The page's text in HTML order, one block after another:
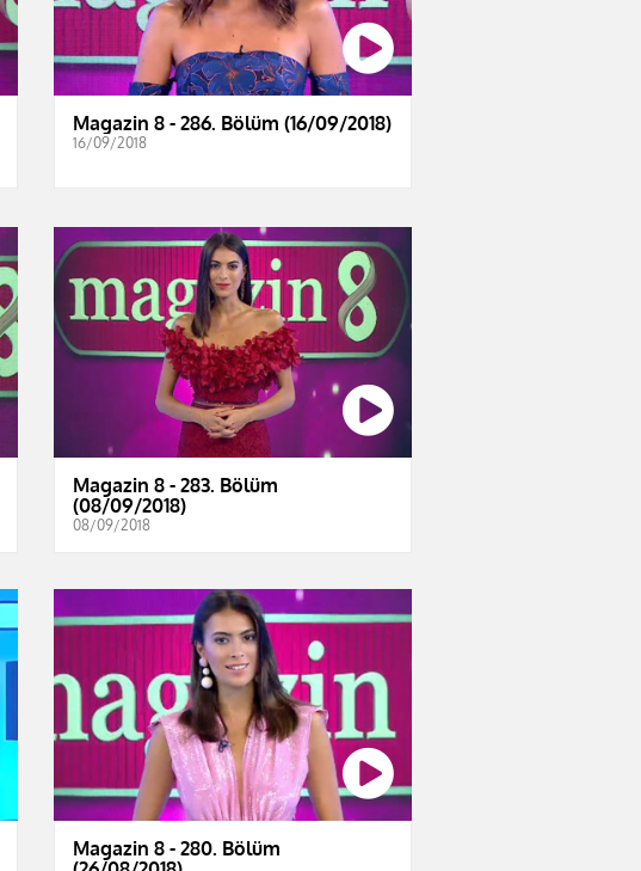
Magazin 8 - 286. Bölüm (16/09/2018)
16/09/2018
Magazin 8 - 283. Bölüm
(08/09/2018)
08/09/2018
Magazin 8 - 280. Bölüm